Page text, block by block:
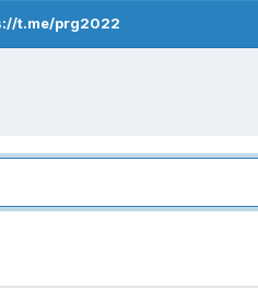
t.me/prg2022